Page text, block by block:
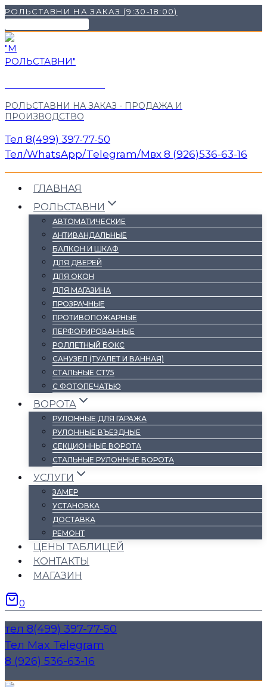
Перейти
к
содержимому
РОЛЬСТАВНИ НА ЗАКАЗ (9:30-18:00)
РОЛЬСТАВНИ НА ЗАКАЗ - ПРОДАЖА И
ПРОИЗВОДСТВО
Тел 8(499) 397-77-50
Тел/WhatsApp/Telegram/Mвх 8 (926)536-63-16
ГЛАВНАЯ
РОЛЬСТАВНИ
АВТОМАТИЧЕСКИЕ
АНТИВАНДАЛЬНЫЕ
БАЛКОН И ШКАФ
ДЛЯ ДВЕРЕЙ
ДЛЯ ОКОН
ДЛЯ МАГАЗИНА
ПРОЗРАЧНЫЕ
ПРОТИВОПОЖАРНЫЕ
ПЕРФОРИРОВАННЫЕ
РОЛЛЕТНЫЙ БОКС
САНУЗЕЛ (ТУАЛЕТ И ВАННАЯ)
СТАЛЬНЫЕ СТ75
С ФОТОПЕЧАТЬЮ
ВОРОТА
РУЛОННЫЕ ДЛЯ ГАРАЖА
РУЛОННЫЕ ВЪЕЗДНЫЕ
СЕКЦИОННЫЕ ВОРОТА
СТАЛЬНЫЕ РУЛОННЫЕ ВОРОТА
УСЛУГИ
ЗАМЕР
УСТАНОВКА
ДОСТАВКА
РЕМОНТ
ЦЕНЫ ТАБЛИЦЕЙ
КОНТАКТЫ
МАГАЗИН
0
тел 8(499) 397-77-50
Тел Max Telegram
8 (926) 536-63-16